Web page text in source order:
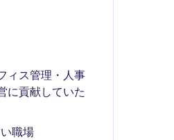
ィス管理・人事
に貢献していた
職場